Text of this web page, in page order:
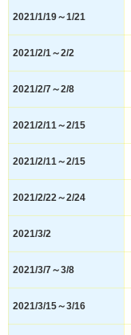
2021/1/19～1/21
2021/2/1～2/2
2021/2/7～2/8
2021/2/11～2/15
2021/2/11～2/15
2021/2/22～2/24
2021/3/2
2021/3/7～3/8
2021/3/15～3/16